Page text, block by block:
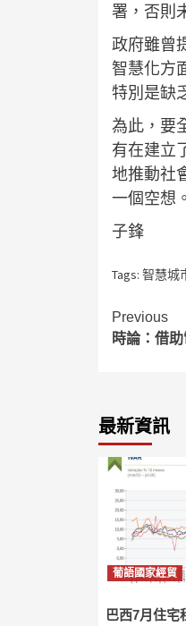
署，否則
政府雖曾
智慧化方
特別是缺
為此，要
有在建立
地推動社
一個空想。
子鋒
Tags: 智慧城
Previous
時論：借
最新資訊
葡語國家經貿
巴西7月住宅